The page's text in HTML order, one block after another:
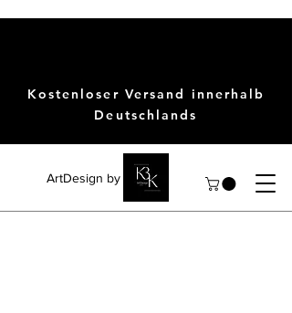
ArtDesign by KBK
Kostenloser Versand innerhalb
Deutschlands